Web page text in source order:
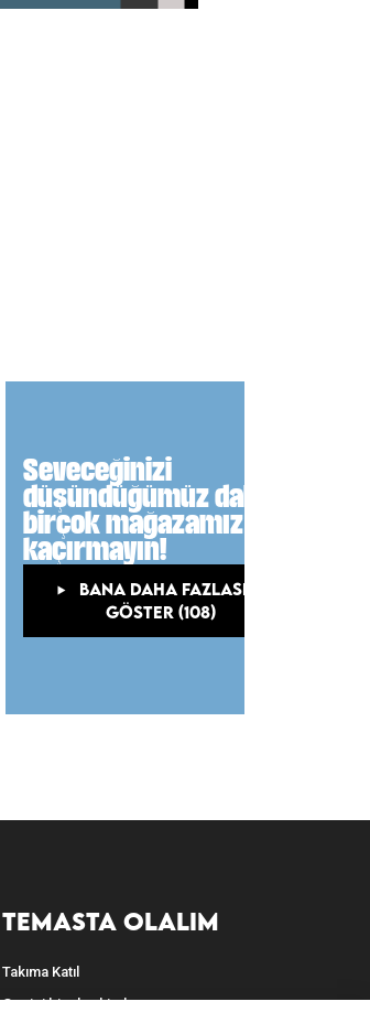
Seveceğinizi
düşündüğümüz daha
birçok mağazamız var,
kaçırmayın!
BANA DAHA FAZLASINI
GÖSTER (108)
TEMASTA OLALIM
Takıma Katıl
Geçici bir alan kiralayın